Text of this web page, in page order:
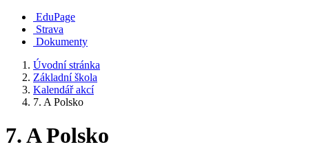
EduPage
Strava
Dokumenty
Úvodní stránka
Základní škola
Kalendář akcí
7. A Polsko
7. A Polsko